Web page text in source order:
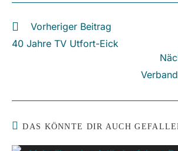
Weitere
ansehen
Vorheriger Beitrag
40 Jahre TV Utfort-Eick
DAS KÖNNTE DIR AUCH